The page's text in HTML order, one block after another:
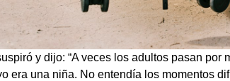
y dijo: “A veces los adultos pasan por
era una niña. No entendía los momentos